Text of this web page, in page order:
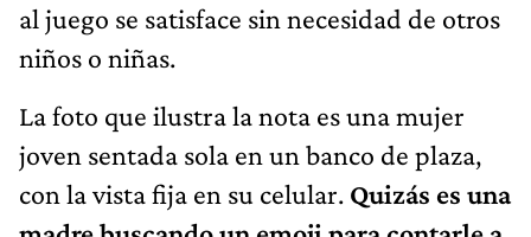
al juego se satisface sin necesidad de otros
niños o niñas.
La foto que ilustra la nota es una mujer
joven sentada sola en un banco de plaza,
con la vista fija en su celular. Quizás es una